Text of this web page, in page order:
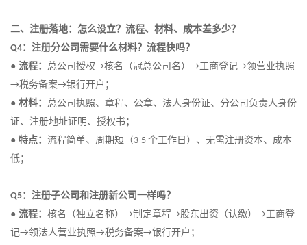
二、注册落地：怎么设立？流程、材料、成本差多少？
Q4：注册分公司需要什么材料？流程快吗？
● 流程： 总公司授权→核名（冠总公司名） →工商登记→领营业执照
→税务备案→银行开户 ；
● 材料： 总公司执照、章程、公章、法人身份证、分公司负责人身份
证、注册地址证明、授权书；
● 特点： 流程简单、周期短（3-5 个工作日）、无需注册资本、成本
低；
Q5：注册子公司和注册新公司一样吗？
● 流程： 核名（独立名称） →制定章程→股东出资（认缴） →工商登
记→领法人营业执照→税务备案→银行开户 ；